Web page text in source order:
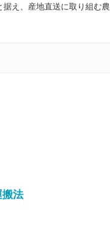
据え、産地直送に取り組む農
搬法